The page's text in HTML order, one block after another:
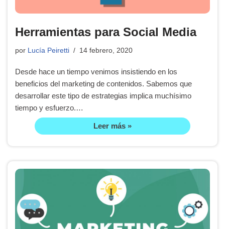
Herramientas para Social Media
por Lucía Peiretti 14 febrero, 2020
Desde hace un tiempo venimos insistiendo en los
beneficios del marketing de contenidos. Sabemos que
desarrollar este tipo de estrategias implica muchísimo
tiempo y esfuerzo.…
Leer más »